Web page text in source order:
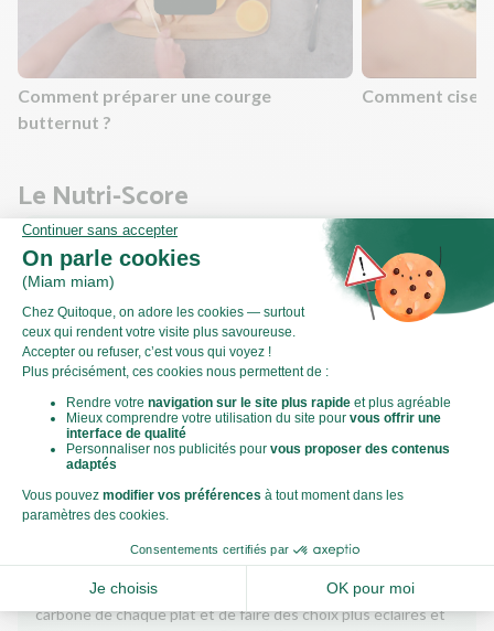
Comment préparer une courge
butternut ?
Comment
Le Nutri-Score
Qu’est-ce que le Nutri-Score ?
Le Nutri-score est un indicateur destiné à la compréhension
des informations nutritionnelles. Les recettes ou les produits
sont classés de A à E en fonction de leur teneur en aliments à
favoriser (fibres, protéines, fruits, légumes, légumineuses...)
et en aliments à limiter (énergie, acides gras saturés, sucres,
sel...).
Le Score Carbone
Qu’est-ce que le score carbone ?
C'est un logo qui vous permet de visualiser l’empreinte
carbone de chaque plat et de faire des choix plus éclairés et